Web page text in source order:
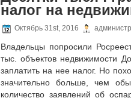
налог на
Октябрь 31st, 2016
Владельцы попросили
тыс. объектов недвижимости
заплатить на нее налог. Но
значительно больше, чем
количество заявлений об